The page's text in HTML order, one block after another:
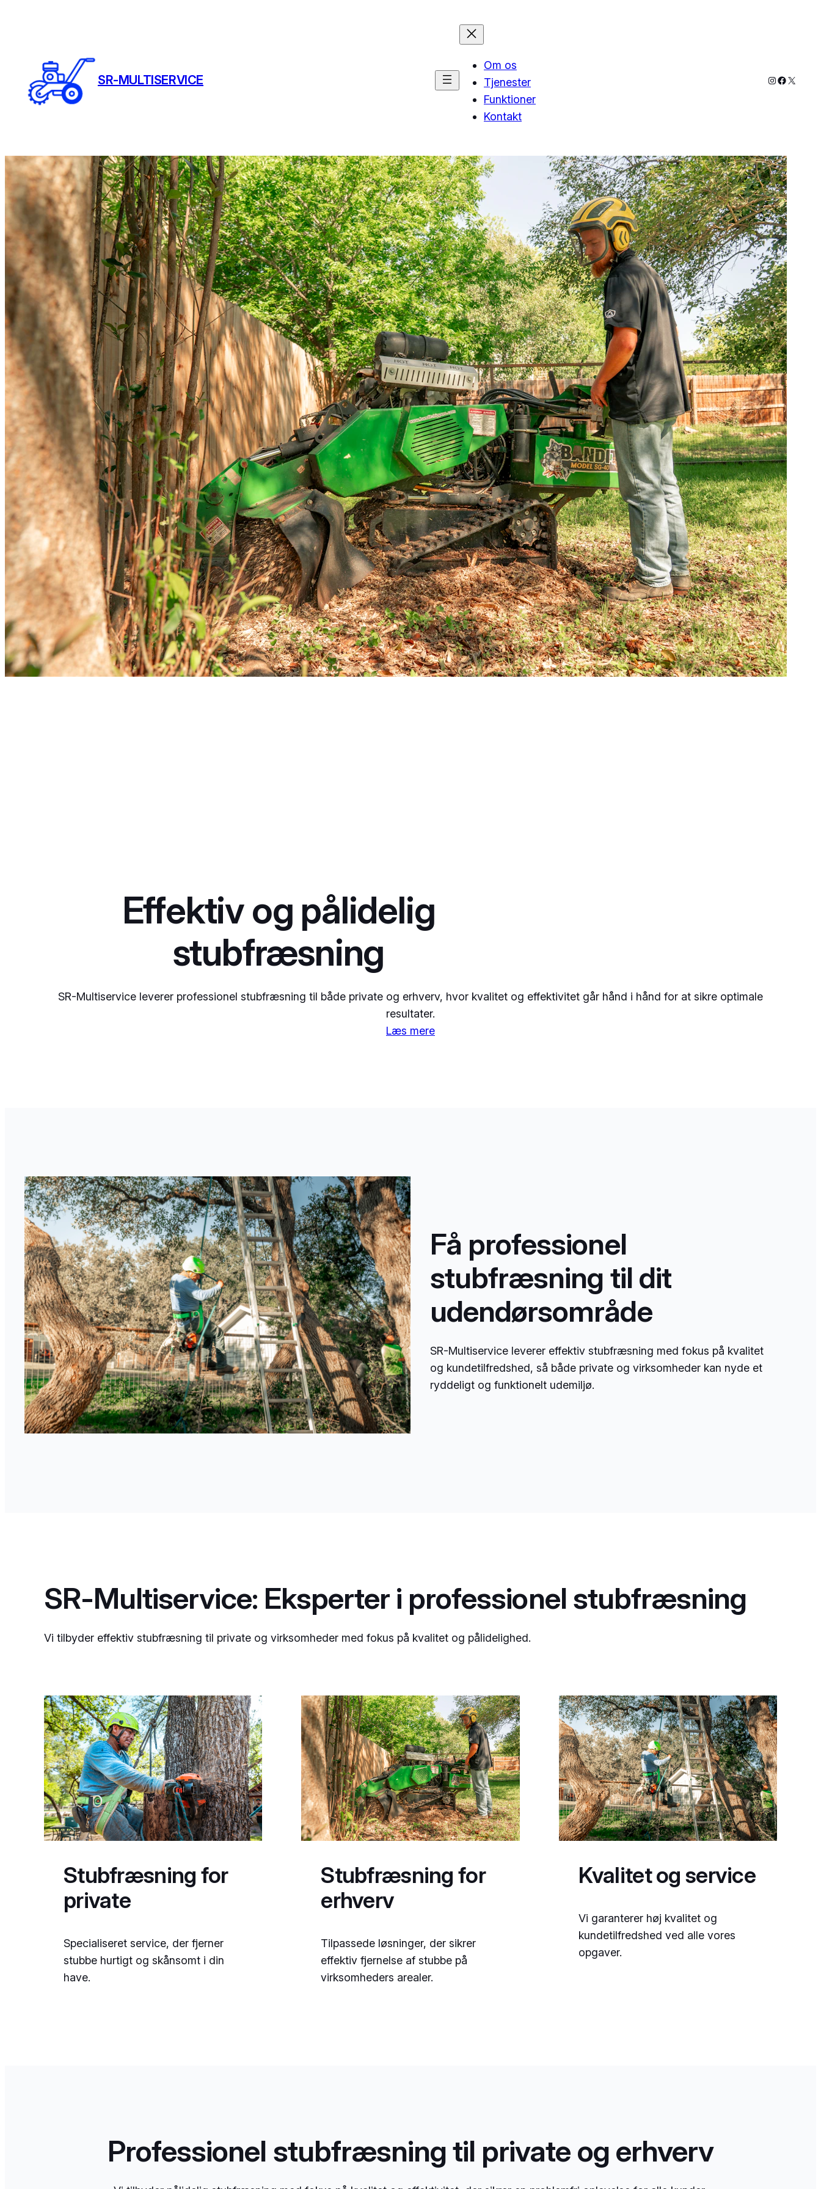
SR-MULTISERVICE
Om os
Tjenester
Funktioner
Kontakt
Instagram
X
Effektiv og pålidelig
stubfræsning
SR-Multiservice leverer professionel stubfræsning til både private og erhverv, hvor kvalitet og effektivitet går hånd i hånd for at sikre optimale
resultater.
Læs mere
Få professionel
stubfræsning til dit
udendørsområde
SR-Multiservice leverer effektiv stubfræsning med fokus på kvalitet
og kundetilfredshed, så både private og virksomheder kan nyde et
ryddeligt og funktionelt udemiljø.
SR-Multiservice: Eksperter i professionel stubfræsning
Vi tilbyder effektiv stubfræsning til private og virksomheder med fokus på kvalitet og pålidelighed.
Stubfræsning for
private
Specialiseret service, der fjerner
stubbe hurtigt og skånsomt i din
have.
Stubfræsning for
erhverv
Tilpassede løsninger, der sikrer
effektiv fjernelse af stubbe på
virksomheders arealer.
Kvalitet og service
Vi garanterer høj kvalitet og
kundetilfredshed ved alle vores
opgaver.
Professionel stubfræsning til private og erhverv